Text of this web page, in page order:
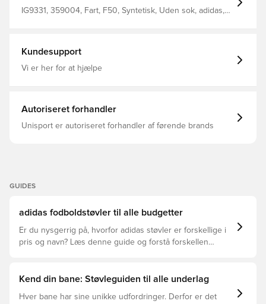
dig med at væve trylleformularer på forskellige overflader
FxG studs, som kan bruges på både naturlige græs- og
kunstgræsbaner. Bemærk: adidas oplyser, at ydersålens
farve kan aftage ved brug.
IG9331, 359004, Fart, F50, Syntetisk, Uden sok, adidas,
Kundesupport
Vi er her for at hjælpe
Autoriseret forhandler
Unisport er autoriseret forhandler af førende brands
GUIDES
adidas fodboldstøvler til alle budgetter
Er du nysgerrig på, hvorfor adidas støvler er forskellige i
pris og navn? Læs denne guide og forstå forskellen
Kend din bane: Støvleguiden til alle underlag
Hver bane har sine unikke udfordringer. Derfor er det